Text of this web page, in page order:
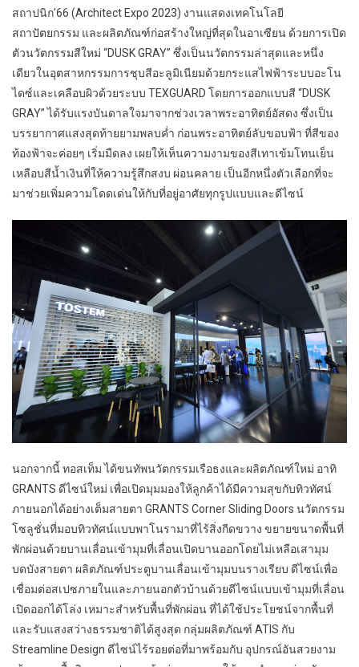
สถาปนิก’66 (Architect Expo 2023) งานแสดงเทคโนโลยี
สถาปัตยกรรม และผลิตภัณฑ์ก่อสร้างใหญ่ที่สุดในอาเซียน ด้วยการเปิด
ตัวนวัตกรรมสีใหม่ “DUSK GRAY” ซึ่งเป็นนวัตกรรมล่าสุดและหนึ่ง
เดียวในอุตสาหกรรมการชุบสีอะลูมิเนียมด้วยกระแสไฟฟ้าระบบอะโน
ไดซ์และเคลือบผิวด้วยระบบ TEXGUARD โดยการออกแบบสี “DUSK
GRAY” ได้รับแรงบันดาลใจมาจากช่วงเวลาพระอาทิตย์อัสดง ซึ่งเป็น
บรรยากาศแสงสุดท้ายยามพลบค่ำ ก่อนพระอาทิตย์ลับขอบฟ้า ที่สีของ
ท้องฟ้าจะค่อยๆ เริ่มมืดลง เผยให้เห็นความงามของสีเทาเข้มโทนเย็น
เหลือบสีน้ำเงินที่ให้ความรู้สึกสงบ ผ่อนคลาย เป็นอีกหนึ่งตัวเลือกที่จะ
มาช่วยเพิ่มความโดดเด่นให้กับที่อยู่อาศัยทุกรูปแบบและดีไซน์
นอกจากนี้ ทอสเท็ม ได้ขนทัพนวัตกรรมเรือธงและผลิตภัณฑ์ใหม่ อาทิ
GRANTS ดีไซน์ใหม่ เพื่อเปิดมุมมองให้ลูกค้าได้มีความสุขกับทิวทัศน์
ภายนอกได้อย่างเต็มสายตา GRANTS Corner Sliding Doors นวัตกรรม
โซลูชั่นที่มอบทิวทัศน์แบบพาโนรามาที่ไร้สิ่งกีดขวาง ขยายขนาดพื้นที่
พักผ่อนด้วยบานเลื่อนเข้ามุมที่เลื่อนเปิดบานออกโดยไม่เหลือเสามุม
บดบังสายตา ผลิตภัณฑ์ประตูบานเลื่อนเข้ามุมบนรางเรียบ ดีไซน์เพื่อ
เชื่อมต่อสเปซภายในและภายนอกตัวบ้านด้วยดีไซน์แบบเข้ามุมที่เลื่อน
เปิดออกได้โล่ง เหมาะสำหรับพื้นที่พักผ่อน ที่ได้ใช้ประโยชน์จากพื้นที่
และรับแสงสว่างธรรมชาติได้สูงสุด กลุ่มผลิตภัณฑ์ ATIS กับ
Streamline Design ดีไซน์ไร้รอยต่อที่มาพร้อมกับ อุปกรณ์อันสวยงาม